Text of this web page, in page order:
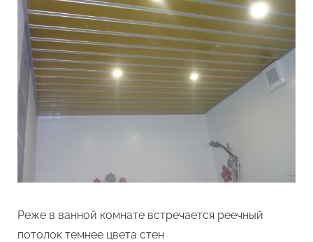
Реже в ванной комнате встречается реечный
потолок темнее цвета стен